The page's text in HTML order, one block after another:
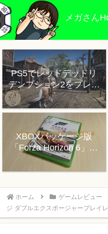
メガさん
PS5でレッドデッドリ
デンプション2をプレイ
した感想
XBOXパッケージ版
「Forza Horizon 6」プ
レイレビュー
ホーム ゲームレビュー
ジ ダブルエクスポージャープレイ